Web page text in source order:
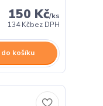
150 Kč/ks
134 Kčbez DPH
košíku